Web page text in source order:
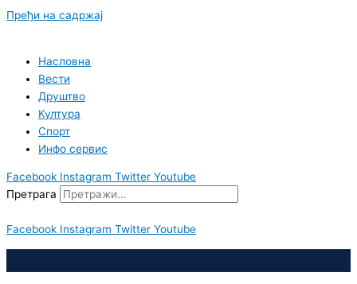
Пређи на садржај
Насловна
Вести
Друштво
Култура
Спорт
Инфо сервис
Facebook Instagram Twitter Youtube
Претрага
Facebook Instagram Twitter Youtube